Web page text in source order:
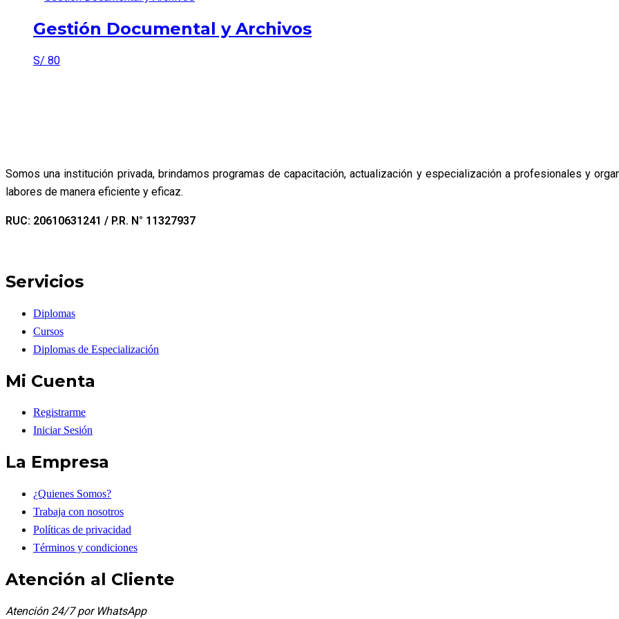
Gestión Documental y Archivos
S/ 80
Somos una institución privada, brindamos programas de capacitación, actualización y especialización a profesionales y
labores de manera eficiente y eficaz.
RUC: 20610631241 / P.R. N° 11327937
Servicios
Diplomas
Cursos
Diplomas de Especialización
Mi Cuenta
Registrarme
Iniciar Sesión
La Empresa
¿Quienes Somos?
Trabaja con nosotros
Políticas de privacidad
Términos y condiciones
Atención al Cliente
Atención 24/7 por WhatsApp